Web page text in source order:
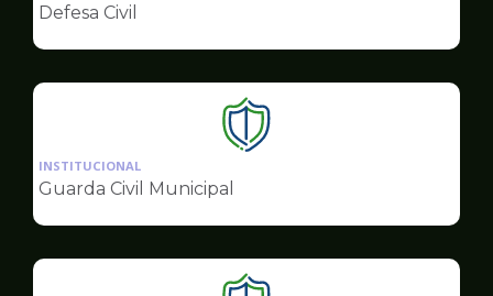
Segurança
Defesa Civil
Ilustração
da
Segurança
INSTITUCIONAL
Guarda Civil Municipal